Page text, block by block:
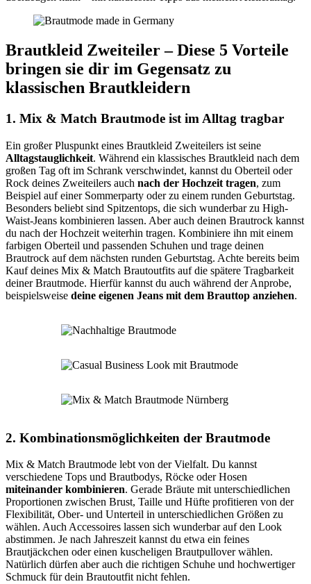
Brautkleid Zweiteiler – Diese 5 Vorteile
bringen sie dir im Gegensatz zu
klassischen Brautkleidern
1. Mix & Match Brautmode ist im Alltag tragbar
Ein großer Pluspunkt eines Brautkleid Zweiteilers ist seine
Alltagstauglichkeit. Während ein klassisches Brautkleid nach dem
großen Tag oft im Schrank verschwindet, kannst du Oberteil oder
Rock deines Zweiteilers auch nach der Hochzeit tragen, zum
Beispiel auf einer Sommerparty oder zu einem runden Geburtstag.
Besonders beliebt sind Spitzentops, die sich wunderbar zu High-
Waist-Jeans kombinieren lassen. Aber auch deinen Brautrock kannst
du nach der Hochzeit weiterhin tragen. Kombiniere ihn mit einem
farbigen Oberteil und passenden Schuhen und trage deinen
Brautrock auf dem nächsten runden Geburtstag. Achte bereits beim
Kauf deines Mix & Match Brautoutfits auf die spätere Tragbarkeit
deiner Brautmode. Hierfür kannst du auch während der Anprobe,
beispielsweise deine eigenen Jeans mit dem Brauttop anziehen.
2. Kombinationsmöglichkeiten der Brautmode
Mix & Match Brautmode lebt von der Vielfalt. Du kannst
verschiedene Tops und Brautbodys, Röcke oder Hosen
miteinander kombinieren. Gerade Bräute mit unterschiedlichen
Proportionen zwischen Brust, Taille und Hüfte profitieren von der
Flexibilität, Ober- und Unterteil in unterschiedlichen Größen zu
wählen. Auch Accessoires lassen sich wunderbar auf den Look
abstimmen. Je nach Jahreszeit kannst du etwa ein feines
Brautjäckchen oder einen kuscheligen Brautpullover wählen.
Natürlich dürfen aber auch die richtigen Schuhe und hochwertiger
Schmuck für dein Brautoutfit nicht fehlen.